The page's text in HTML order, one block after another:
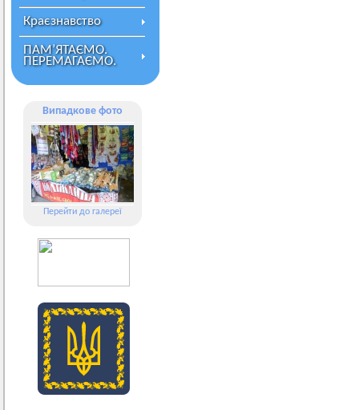
Краєзнавство
ПАМ’ЯТАЄМО.
ПЕРЕМАГАЄМО.
Випадкове фото
Перейти до галереї